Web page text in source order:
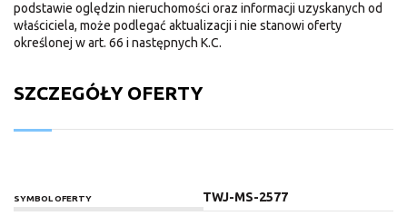
podstawie oględzin nieruchomości oraz informacji uzyskanych od
właściciela, może podlegać aktualizacji i nie stanowi oferty
określonej w art. 66 i następnych K.C.
SZCZEGÓŁY OFERTY
SYMBOL OFERTY TWJ-MS-2577